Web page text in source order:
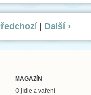
Další ›
MAGAZÍN
O jídle a vaření